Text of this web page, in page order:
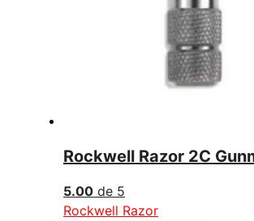
Rockwell Razor 2C
5.00 de 5
Rockwell Razor